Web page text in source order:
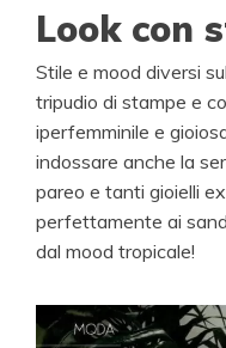
Look con
Stile e mood diversi
tripudio di stampe e
iperfemminile e
indossare anche la
pareo e tanti gioielli
perfettamente ai
dal mood tropicale!